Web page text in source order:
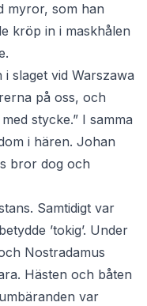
myror, som han
kröp in i maskhålen
slaget vid Warszawa
på oss, och
stycke.” I samma
i hären. Johan
bror dog och
Samtidigt var
’tokig’. Under
Nostradamus
Hästen och båten
var